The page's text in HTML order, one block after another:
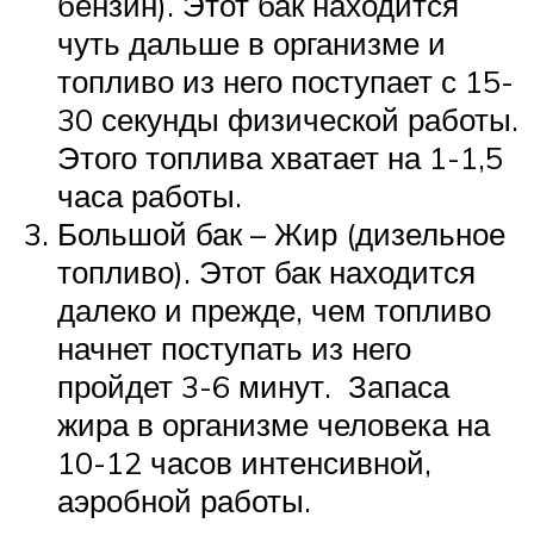
чуть дальше в организме и
топливо из него поступает с 15-
30 секунды физической работы.
Этого топлива хватает на 1-1,5
часа работы.
Большой бак – Жир (дизельное
топливо). Этот бак находится
далеко и прежде, чем топливо
начнет поступать из него
пройдет 3-6 минут. Запаса
жира в организме человека на
10-12 часов интенсивной,
аэробной работы.